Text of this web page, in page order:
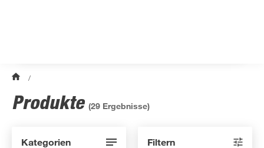
/
Produkte (29 Ergebnisse)
Kategorien Filtern